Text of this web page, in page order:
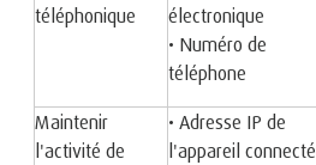
téléphonique
électronique
• Numéro de
téléphone
Maintenir
l'activité de
• Adresse IP de
l'appareil connecté